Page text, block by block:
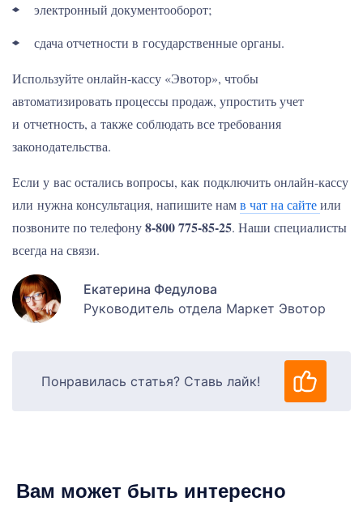
электронный документооборот;
сдача отчетности в государственные органы.
Используйте онлайн-кассу «Эвотор», чтобы
автоматизировать процессы продаж, упростить учет
и отчетность, а также соблюдать все требования
законодательства.
Если у вас остались вопросы, как подключить онлайн-кассу
или нужна консультация, напишите намв чат на сайтеили
позвоните по телефону8-800 775-85-25. Наши специалисты
всегда на связи.
Екатерина Федулова
Руководитель отдела Маркет Эвотор
Понравилась статья? Ставь лайк!
Вам может быть интересно